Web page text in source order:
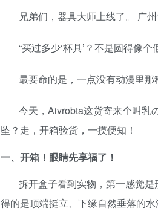
兄弟们，器具大师上线了。 广
“买过多少‘杯具’？不是圆得像
最要命的是，一点没有动漫里那
今天，Aivrobta这货寄来个叫乳
坠？走，开箱验货，一摸便知！
一、开箱！眼睛先享福了！
拆开盒子看到实物，第一感觉
得的是顶端挺立、下缘自然垂落的